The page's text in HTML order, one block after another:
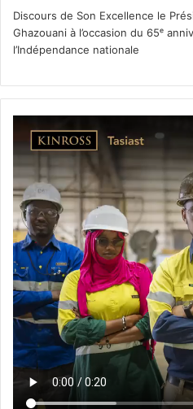
Discours de Son Excellence le
Ghazouani à l’occasion du 65ᵉ
l’Indépendance nationale